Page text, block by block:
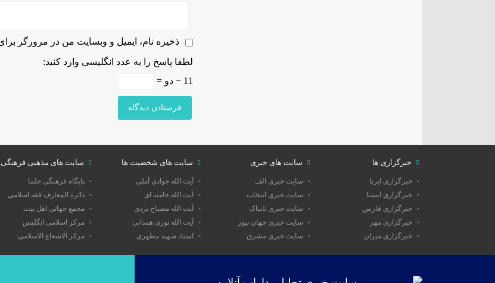
ذخیره نام، ایمیل و وبسایت من در مرورگر
لطفا پاسخ را به عدد انگلیسی وارد کنید:
11 − دو =
خبرگزاری ها
خبرگزاری ایرنا
خبرگزاری ایسنا
خبرگزاری فارس
خبرگزاری مهر
خبرگزاری میزان
سایت های خبری
سایت خبری الف
سایت خبری انتخاب
سایت خبری تابناک
سایت خبری جهان نیوز
سایت خبری مشرق
سایت های شخصیت ها
آیت الله جوادی آملی
آیت الله خامنه ای
آیت الله مصباح یزدی
آیت الله نوری همدانی
استاد شهید مطهری
سایت های مذهبی فرهنگی
پایگاه فرهنگی حلما
دائرة المعارف فقه اسلامی
مجمع جهانی اهل بیت
مرکز اسلامی انگلیس
مرکز الاشعاع الاسلامی